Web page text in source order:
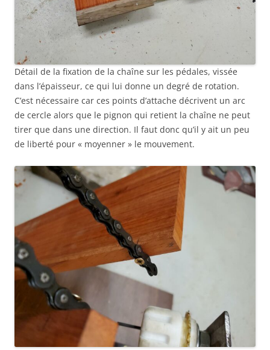
Détail de la fixation de la chaîne sur les pédales, vissée
dans l’épaisseur, ce qui lui donne un degré de rotation.
C’est nécessaire car ces points d’attache décrivent un arc
de cercle alors que le pignon qui retient la chaîne ne peut
tirer que dans une direction. Il faut donc qu’il y ait un peu
de liberté pour « moyenner » le mouvement.